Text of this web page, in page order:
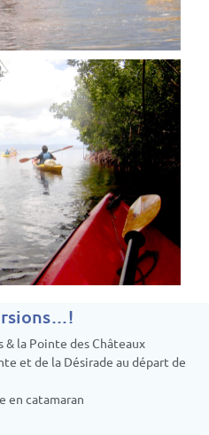
& la Pointe des Châteaux
et de la Désirade au départ de
en catamaran